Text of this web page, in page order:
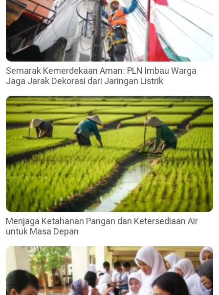
Semarak Kemerdekaan Aman: PLN Imbau Warga
Jaga Jarak Dekorasi dari Jaringan Listrik
Menjaga Ketahanan Pangan dan Ketersediaan Air
untuk Masa Depan